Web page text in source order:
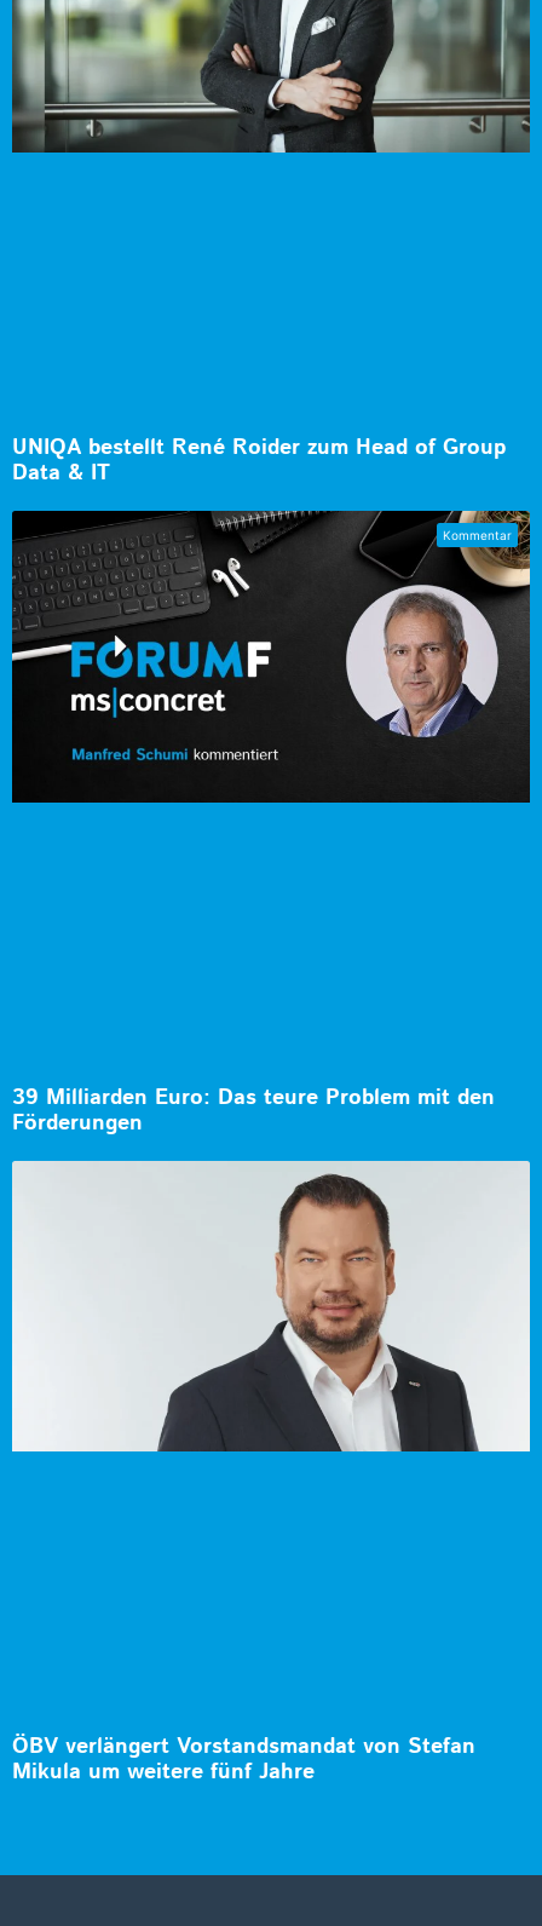
UNIQA bestellt René Roider zum Head of Group
Data & IT
39 Milliarden Euro: Das teure Problem mit den
Förderungen
ÖBV verlängert Vorstandsmandat von Stefan
Mikula um weitere fünf Jahre